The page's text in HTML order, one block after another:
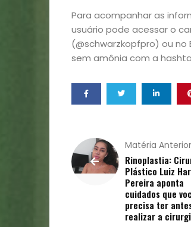
Mães
&
Filhos
Notícias
Opinião
Pets
Receitas
Para acompanhar as
usuário pode acessar o
(@schwarzkopfpro) ou no
sem amônia com a
Matéria Anterior
Rinoplastia:
Plástico Luiz
Pereira aponta
cuidados que
precisa ter
realizar a